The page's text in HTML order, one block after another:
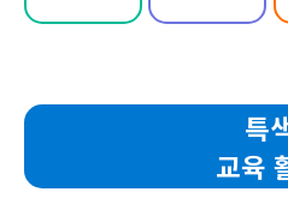
특
교육